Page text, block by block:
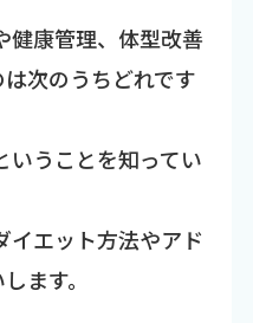
健康管理、体型改善
次のうちどれです
いうことを知ってい
イエット方法やアド
ます。